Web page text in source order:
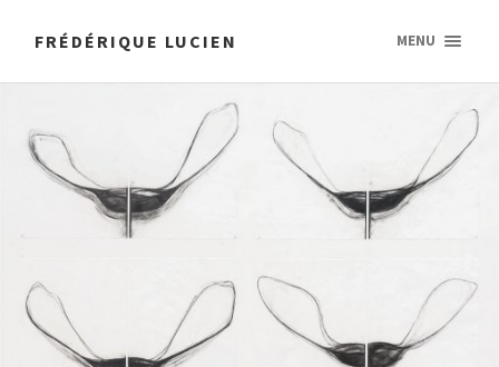
FRÉDÉRIQUE LUCIEN MENU